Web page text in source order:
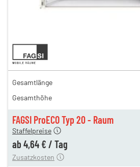
FAGSI ProECO Typ 20 - Raum
8,14 €
8,14 €
6,74 €
4,97 €
4,81 €
Staffelpreise
ab 4,64 € / Tag
180,00 €
110,00 €
Zusatzkosten
Gesamtlänge
Gesamthöhe